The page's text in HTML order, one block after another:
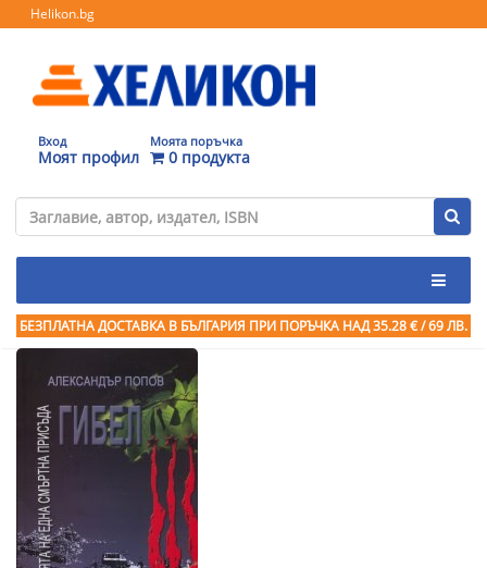
Helikon.bg
Вход
Моят профил
Моята поръчка
0 продукта
БЕЗПЛАТНА ДОСТАВКА В БЪЛГАРИЯ ПРИ ПОРЪЧКА НАД 35.28 € / 69 ЛВ.